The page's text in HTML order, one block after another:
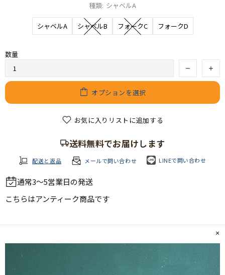
種類: シャベルA
シャベルA シャベルB フォークC フォークD
数量
オプションを選択
お気に入りリストに追加する
送料無料でお届けします
配送と返品 メールで問い合わせ LINEで問い合わせ
通常3～5営業日の発送
こちらはアンティーク商品です